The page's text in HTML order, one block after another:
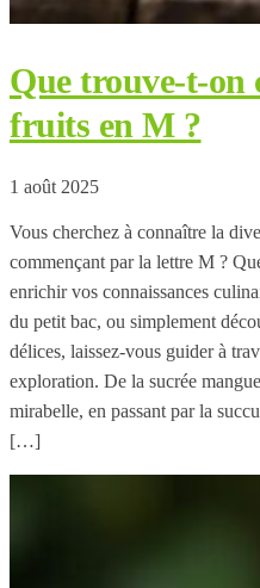
Que trouve-t-on
fruits en M ?
1 août 2025
Vous cherchez à connaître la
commençant par la lettre M ?
enrichir vos connaissances
du petit bac, ou simplement
délices, laissez-vous guider à
exploration. De la sucrée
mirabelle, en passant par la
[…]